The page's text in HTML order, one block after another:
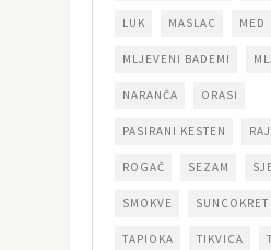
LUK MASLAC MED
MLJEVENI BADEMI
NARANČA ORASI
PASIRANI KESTEN
ROGAČ SEZAM
SMOKVE SUNCOKRET
TAPIOKA TIKVICA